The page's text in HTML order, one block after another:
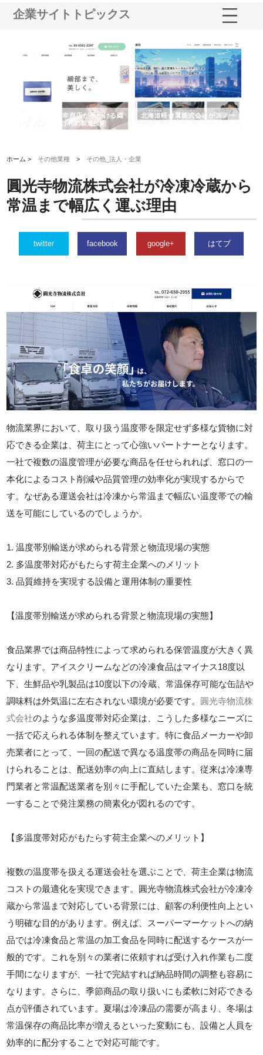
企業サイトトピックス
有限会社松幸商店が手がける織
ネームと下げ札の製造技術
北海道軽金属株式会社がスノー
ホーム > その他業種 > その他_法人・企業
圓光寺物流株式会社が冷凍冷蔵から
常温まで幅広く運ぶ理由
twitter facebook google+ はてブ
物流業界において、取り扱う温度帯を限定せず多様な貨物に対
応できる企業は、荷主にとって心強いパートナーとなります。
一社で複数の温度管理が必要な商品を任せられれば、窓口の一
本化によるコスト削減や品質管理の効率化が実現するからで
す。なぜある運送会社は冷凍から常温まで幅広い温度帯での輸
送を可能にしているのでしょうか。
1. 温度帯別輸送が求められる背景と物流現場の実態
2. 多温度帯対応がもたらす荷主企業へのメリット
3. 品質維持を実現する設備と運用体制の重要性
【温度帯別輸送が求められる背景と物流現場の実態】
食品業界では商品特性によって求められる保管温度が大きく異
なります。アイスクリームなどの冷凍食品はマイナス18度以
下、生鮮品や乳製品は10度以下の冷蔵、常温保存可能な缶詰や
調味料は外気温に左右されない環境が必要です。 圓光寺物流株
式会社のような多温度帯対応企業は、こうした多様なニーズに
一括で応えられる体制を整えています。特に食品メーカーや卸
売業者にとって、一回の配送で異なる温度帯の商品を同時に届
けられることは、配送効率の向上に直結します。従来は冷凍専
門業者と常温配送業者を別々に手配していた企業も、窓口を統
一することで発注業務の簡素化が図れるのです。
【多温度帯対応がもたらす荷主企業へのメリット】
複数の温度帯を扱える運送会社を選ぶことで、荷主企業は物流
コストの最適化を実現できます。圓光寺物流株式会社が冷凍冷
蔵から常温まで対応している背景には、顧客の利便性向上とい
う明確な目的があります。例えば、スーパーマーケットへの納
品では冷凍食品と常温の加工食品を同時に配送するケースが一
般的です。これを別々の業者に依頼すれば受け入れ作業も二度
手間になりますが、一社で完結すれば納品時間の調整も容易に
なります。さらに、季節商品の取り扱いにも柔軟に対応できる
点が評価されています。夏場は冷凍品の需要が高まり、冬場は
常温保存の商品比率が増えるといった変動にも、設備と人員を
効率的に配分することで対応可能です。